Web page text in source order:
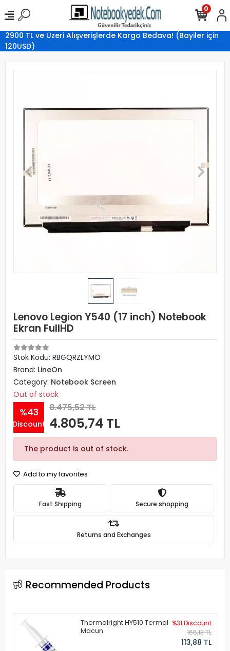
2900 TL ve Üzeri Alışverişlerde Kargo Bedava! (Bayiler için
120USD)
0
Lenovo Legion Y540 (17 inch) Notebook
Ekran FullHD
Stok Kodu: RBGQRZLYMO
Brand: LineOn
Category: Notebook Screen
Out of stock
%43
Discount
8.475,52 TL
4.805,74 TL
The product is out of stock.
Add to my favorites
Fast Shipping Secure shopping
Returns and Exchanges
Recommended Products
Thermalright HY510 Termal
Macun
%31 Discount
165,13 TL
113,88 TL